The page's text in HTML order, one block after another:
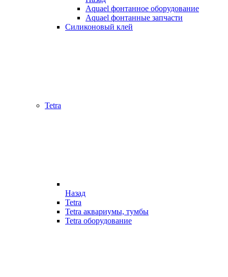
Aquael фонтанное оборудование
Aquael фонтанные запчасти
Силиконовый клей
Tetra
Назад
Tetra
Tetra аквариумы, тумбы
Tetra оборудование